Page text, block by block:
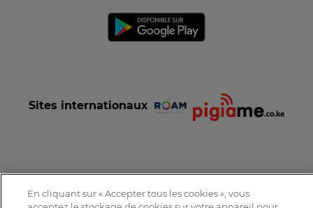
Sites internationaux
Conditions et Charte d'utilisation Politique de confidentialité
Tous droits réservés © 2016-2026 Expat-Dakar
En cliquant sur « Accepter tous les cookies », vous